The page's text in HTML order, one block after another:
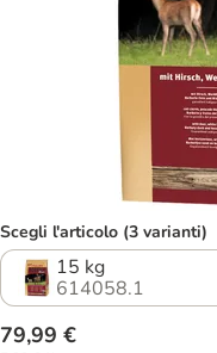
Scegli l'articolo (3 varianti)
15 kg
614058.1
79,99 €